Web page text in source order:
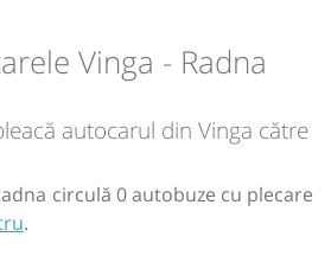
L M
SI INTERNATIONAL Filiala Oradea| Ultima
Vinga - Radna
autocarul din Vinga către
circulă 0 autobuze cu plecare
.